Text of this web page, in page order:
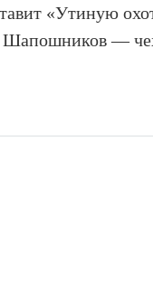
«Утиную
Шапошников —